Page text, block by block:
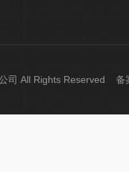
司 All Rights Reserved 备